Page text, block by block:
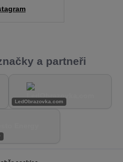
a partneři
LedObrazovka.com